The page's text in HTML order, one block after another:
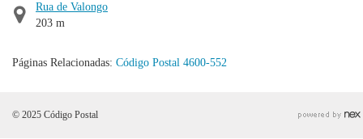
Rua de Valongo
203 m
Páginas Relacionadas: Código Postal 4600-552
© 2025 Código Postal